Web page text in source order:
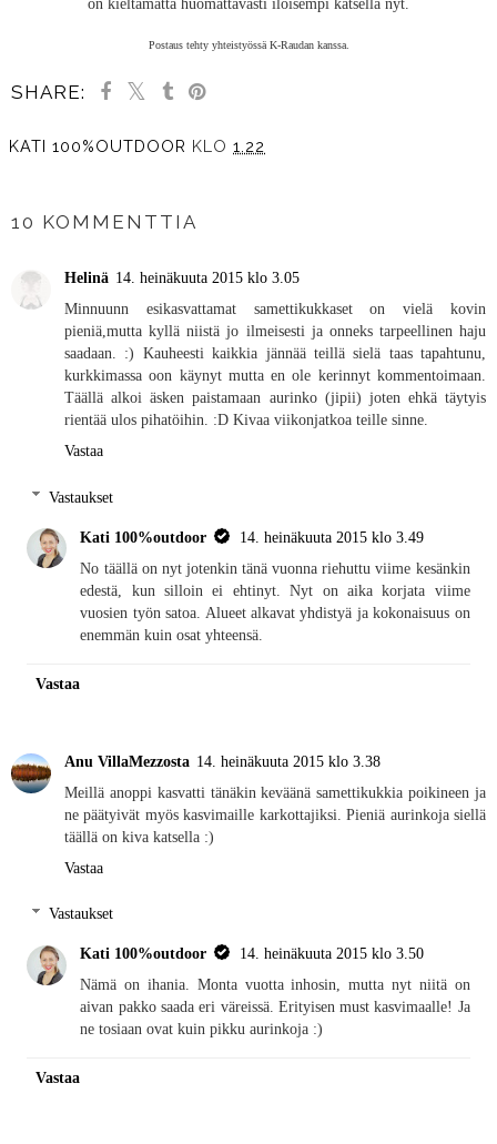
Postaus tehty yhteistyössä K-Raudan kanssa.
SHARE:
KATI 100%OUTDOOR KLO 1.22
10 KOMMENTTIA
Helinä 14. heinäkuuta 2015 klo 3.05
Minnuunn esikasvattamat samettikukkaset on vielä kovin
pieniä,mutta kyllä niistä jo ilmeisesti ja onneks tarpeellinen haju
saadaan. :) Kauheesti kaikkia jännää teillä sielä taas tapahtunu,
kurkkimassa oon käynyt mutta en ole kerinnyt kommentoimaan.
Täällä alkoi äsken paistamaan aurinko (jipii) joten ehkä täytyis
rientää ulos pihatöihin. :D Kivaa viikonjatkoa teille sinne.
Vastaa
Vastaukset
Kati 100%outdoor
14. heinäkuuta 2015 klo 3.49
No täällä on nyt jotenkin tänä vuonna riehuttu viime kesänkin
edestä, kun silloin ei ehtinyt. Nyt on aika korjata viime
vuosien työn satoa. Alueet alkavat yhdistyä ja kokonaisuus on
enemmän kuin osat yhteensä.
Vastaa
Anu VillaMezzosta 14. heinäkuuta 2015 klo 3.38
Meillä anoppi kasvatti tänäkin keväänä samettikukkia poikineen ja
ne päätyivät myös kasvimaille karkottajiksi. Pieniä aurinkoja siellä
täällä on kiva katsella :)
Vastaa
Vastaukset
Kati 100%outdoor
14. heinäkuuta 2015 klo 3.50
Nämä on ihania. Monta vuotta inhosin, mutta nyt niitä on
aivan pakko saada eri väreissä. Erityisen must kasvimaalle! Ja
ne tosiaan ovat kuin pikku aurinkoja :)
Vastaa